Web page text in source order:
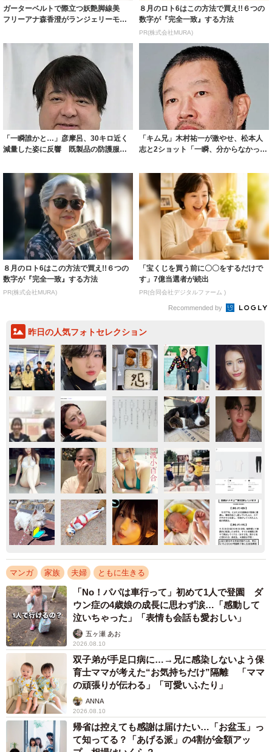
ガーターベルトで際立つ妖艶脚線美
フリーアナ森香澄がランジェリーモデ
８月のロト6はこの方法で買え!!６つの
数字が『完全一致』する方法
PR(株式会社MURA)
「一瞬誰かと…」彦摩呂、30キロ近く
減量した姿に反響 既製品の防護服が
「キム兄」木村祐一が激やせ、松本人
志と2ショット「一瞬、分からなかった
８月のロト6はこの方法で買え!!６つの
数字が『完全一致』する方法
PR(株式会社MURA)
「宝くじを買う前に〇〇をするだけで
す」7億当選者が続出
PR(合同会社デジタルファーム )
Recommended by
昨日の人気フォトセレクション
マンガ 家族 夫婦 ともに生きる
「No！パパは車行って」初めて1人で登園 ダ
ウン症の4歳娘の成長に思わず涙…「感動して
泣いちゃった」「表情も会話も愛おしい」
五ヶ瀬 あお
2026.08.10
双子弟が手足口病に…→兄に感染しないよう保
育士ママが考えた“お気持ちだけ”隔離 「ママ
の頑張りが伝わる」「可愛いふたり」
ANNA
2026.08.10
帰省は控えても感謝は届けたい…「お盆玉」っ
て知ってる？「あげる派」の4割が金額アッ